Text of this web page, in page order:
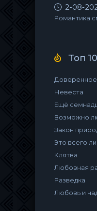
2-08-
Романтика
Топ
Доверенное
Невеста
Ещё
Возможно
Закон
Это всего
Клятва
Любовная
Разведка
Любовь и